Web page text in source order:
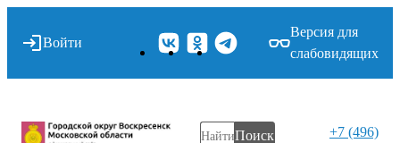
Войти
Версия для
слабовидящих
Поиск
+7 (496)